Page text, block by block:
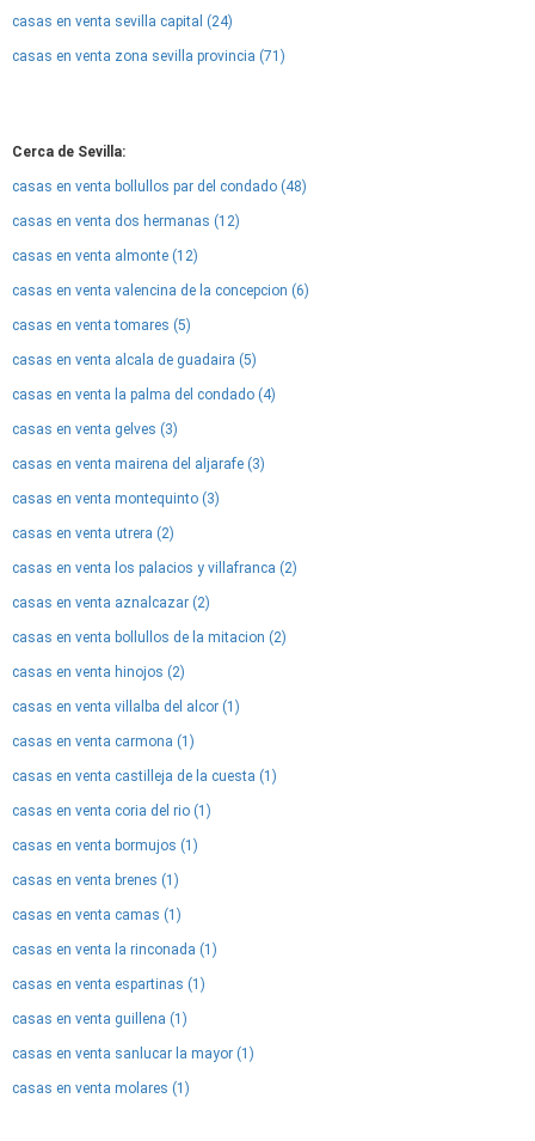
casas en venta sevilla capital (24)
casas en venta zona sevilla provincia (71)
Cerca de Sevilla:
casas en venta bollullos par del condado (48)
casas en venta dos hermanas (12)
casas en venta almonte (12)
casas en venta valencina de la concepcion (6)
casas en venta tomares (5)
casas en venta alcala de guadaira (5)
casas en venta la palma del condado (4)
casas en venta gelves (3)
casas en venta mairena del aljarafe (3)
casas en venta montequinto (3)
casas en venta utrera (2)
casas en venta los palacios y villafranca (2)
casas en venta aznalcazar (2)
casas en venta bollullos de la mitacion (2)
casas en venta hinojos (2)
casas en venta villalba del alcor (1)
casas en venta carmona (1)
casas en venta castilleja de la cuesta (1)
casas en venta coria del rio (1)
casas en venta bormujos (1)
casas en venta brenes (1)
casas en venta camas (1)
casas en venta la rinconada (1)
casas en venta espartinas (1)
casas en venta guillena (1)
casas en venta sanlucar la mayor (1)
casas en venta molares (1)